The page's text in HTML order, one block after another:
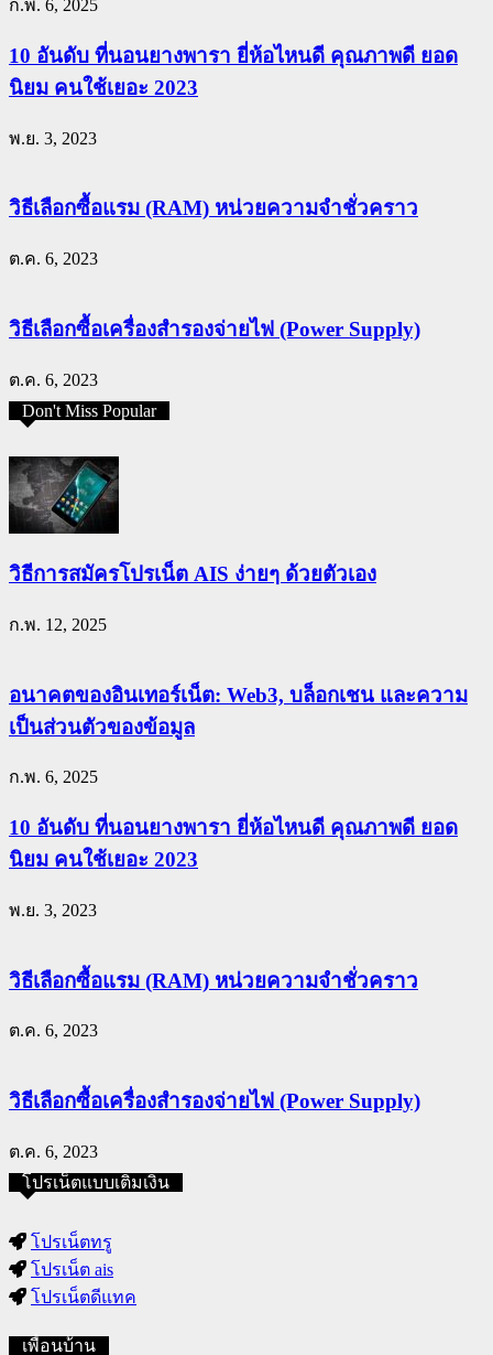
ก.พ. 6, 2025
10 อันดับ ที่นอนยางพารา ยี่ห้อไหนดี คุณภาพดี ยอด
นิยม คนใช้เยอะ 2023
พ.ย. 3, 2023
วิธีเลือกซื้อแรม (RAM) หน่วยความจำชั่วคราว
ต.ค. 6, 2023
วิธีเลือกซื้อเครื่องสำรองจ่ายไฟ (Power Supply)
ต.ค. 6, 2023
Don't Miss Popular
วิธีการสมัครโปรเน็ต AIS ง่ายๆ ด้วยตัวเอง
ก.พ. 12, 2025
อนาคตของอินเทอร์เน็ต: Web3, บล็อกเชน และความ
เป็นส่วนตัวของข้อมูล
ก.พ. 6, 2025
10 อันดับ ที่นอนยางพารา ยี่ห้อไหนดี คุณภาพดี ยอด
นิยม คนใช้เยอะ 2023
พ.ย. 3, 2023
วิธีเลือกซื้อแรม (RAM) หน่วยความจำชั่วคราว
ต.ค. 6, 2023
วิธีเลือกซื้อเครื่องสำรองจ่ายไฟ (Power Supply)
ต.ค. 6, 2023
โปรเน็ตแบบเติมเงิน
โปรเน็ตทรู
โปรเน็ต ais
โปรเน็ตดีแทค
เพื่อนบ้าน